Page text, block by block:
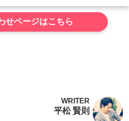
せページはこちら
WRITER
平松 賢則